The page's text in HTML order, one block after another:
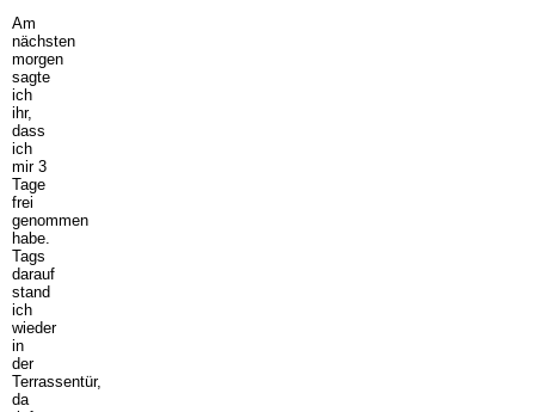
Am
nächsten
morgen
sagte
ich
ihr,
dass
ich
mir 3
Tage
frei
genommen
habe.
Tags
darauf
stand
ich
wieder
in
der
Terrassentür,
da